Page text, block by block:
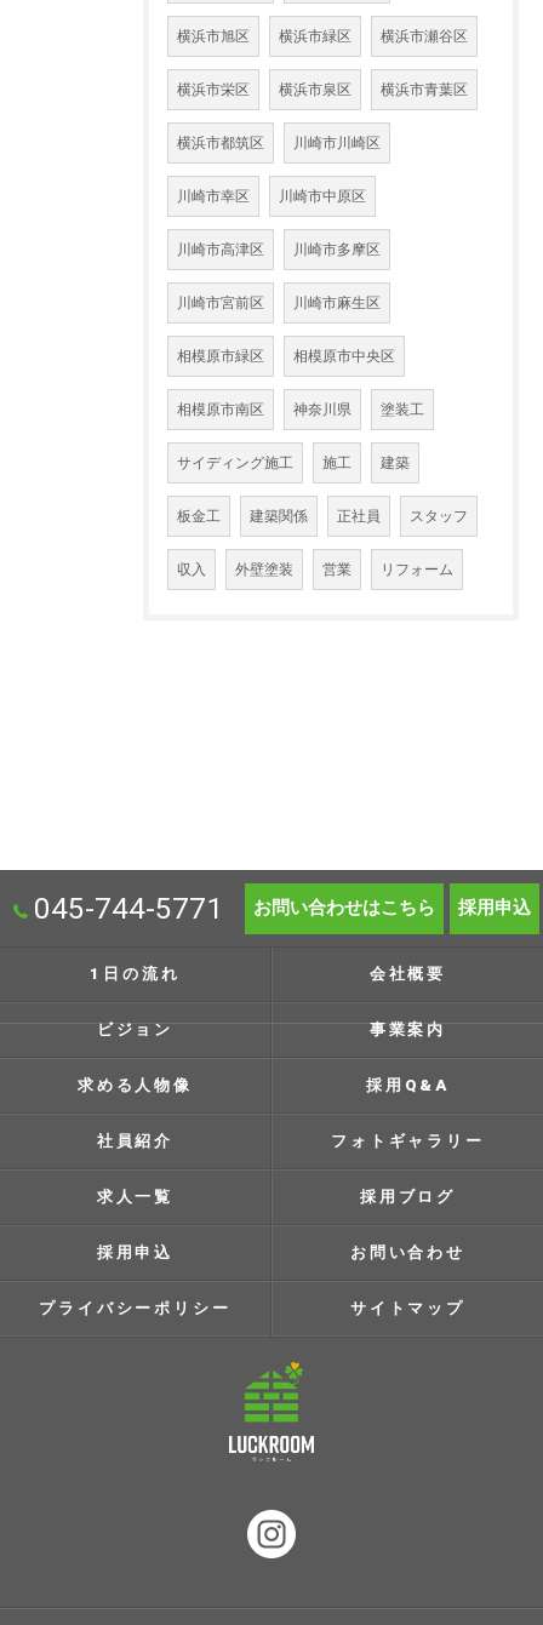
横浜市旭区 横浜市緑区 横浜市瀬谷区
横浜市栄区 横浜市泉区 横浜市青葉区
横浜市都筑区 川崎市川崎区
川崎市幸区 川崎市中原区
川崎市高津区 川崎市多摩区
川崎市宮前区 川崎市麻生区
相模原市緑区 相模原市中央区
相模原市南区 神奈川県 塗装工
サイディング施工 施工 建築
板金工 建築関係 正社員 スタッフ
収入 外壁塗装 営業 リフォーム
045-744-5771 お問い合わせはこちら 採用申込
1日の流れ 会社概要
ビジョン 事業案内
求める人物像 採用Q&A
社員紹介 フォトギャラリー
求人一覧 採用ブログ
採用申込 お問い合わせ
プライバシーポリシー サイトマップ